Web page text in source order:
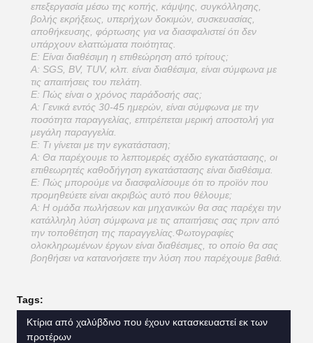
επεξεργασία μέσω της κοπής, κάμψης, συγκόλλησης,
βολής εκρήξεως, υπερήχων δοκιμών, συσκευασίας,
αποθήκευσης, φόρτωσης για να διασφαλιστεί ότι δεν
υπάρχουν ελαττώματα ποιότητας.
Ε: Είναι διαθέσιμη η επιθεώρηση από τρίτους;
Α: SGS, BV, TUV, κλπ. είναι διαθέσιμα, είναι σύμφωνα με
τις απαιτήσεις του πελάτη.
Ε: Πώς είναι ο χρόνος παράδοσής σας;
Α: Γενικά εντός 30-45 ημερών, είναι σύμφωνα με την
ποσότητα παραγγελίας, επιτρέπεται μερική αποστολή για
μεγάλη παραγγελία.
Ε: Τι γίνεται με την εγκατάσταση;
Α: Θα παρέχουμε το λεπτομερές σχέδιο εγκατάστασης, οι
επιθεωρητές καθοδήγηση εγκατάστασης είναι διαθέσιμα.
Ε: Πώς μπορούμε να διασφαλίσουμε ότι το προϊόν που
προμηθεύετε είναι ακριβώς αυτό που θέλουμε;
Α: Η ομάδα πωλήσεων και μηχανικών θα σας παρέχει την
κατάλληλη λύση σύμφωνα με τις απαιτήσεις σας πριν από
την τοποθέτηση της παραγγελίας.Φωτογραφίες
ολοκληρωμένων έργων είναι διαθέσιμες, το οποίο θα σας
βοηθήσει να κατανοήσετε την λύση που παρέχουμε βαθιά.
Tags:
Κτίρια από χαλύβδινο που έχουν κατασκευαστεί εκ των
προτέρων